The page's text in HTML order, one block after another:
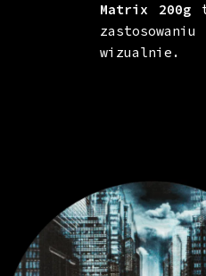
Matrix 200g
wizualnie.